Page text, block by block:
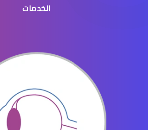
انفصال الشبكية في العين
ثقب الشبكية في العين
الخدمات